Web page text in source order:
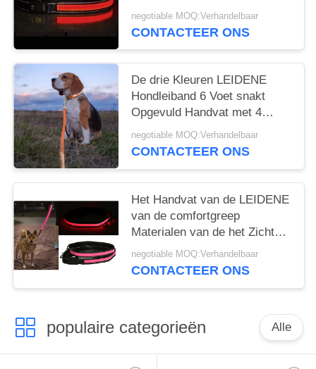
Comfortgreep Hondleiband 5
Voet Lengte
negotiable MOQ:Verhandelbaar
CONTACTEER ONS
De drie Kleuren LEIDENE
Hondleiband 6 Voet snakt
Opgevuld Handvat met 4
Urenwerktijden
negotiable MOQ:Verhandelbaar
CONTACTEER ONS
Het Handvat van de LEIDENE
van de comfortgreep
Materialen van de het Zicht
Industriële Sterkte
Huisdierenleiband de Hoge
negotiable MOQ:Verhandelbaar
CONTACTEER ONS
populaire categorieën Alle